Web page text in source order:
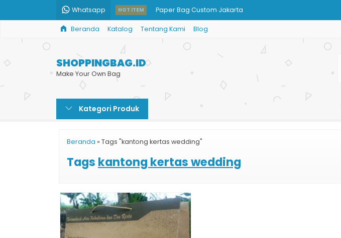
Whatsapp HOT ITEM Paper Bag Custom Jakarta
Tas Kertas Balikpapan
Tas Kantong Tempat Belanja
Tas Kertas Harga Terbaru
Pesan Paper Bag Butik Kain Tenun
Beranda Katalog Tentang Kami Blog
SHOPPINGBAG.ID
Make Your Own Bag
Kategori Produk
Beranda » Tags "kantong kertas wedding"
Tags kantong kertas wedding